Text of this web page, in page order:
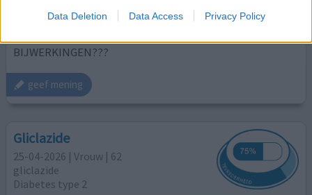
Data Deletion Data Access Privacy Policy
NOOIT ZO ZIEK GEVOELD ALS VAN DE BIJWERKINGEN.
BIJWERKINGEN???
geef mening
Gliclazide
25-04-2026 | Vrouw | 62
gliclazide
Diabetes type 2